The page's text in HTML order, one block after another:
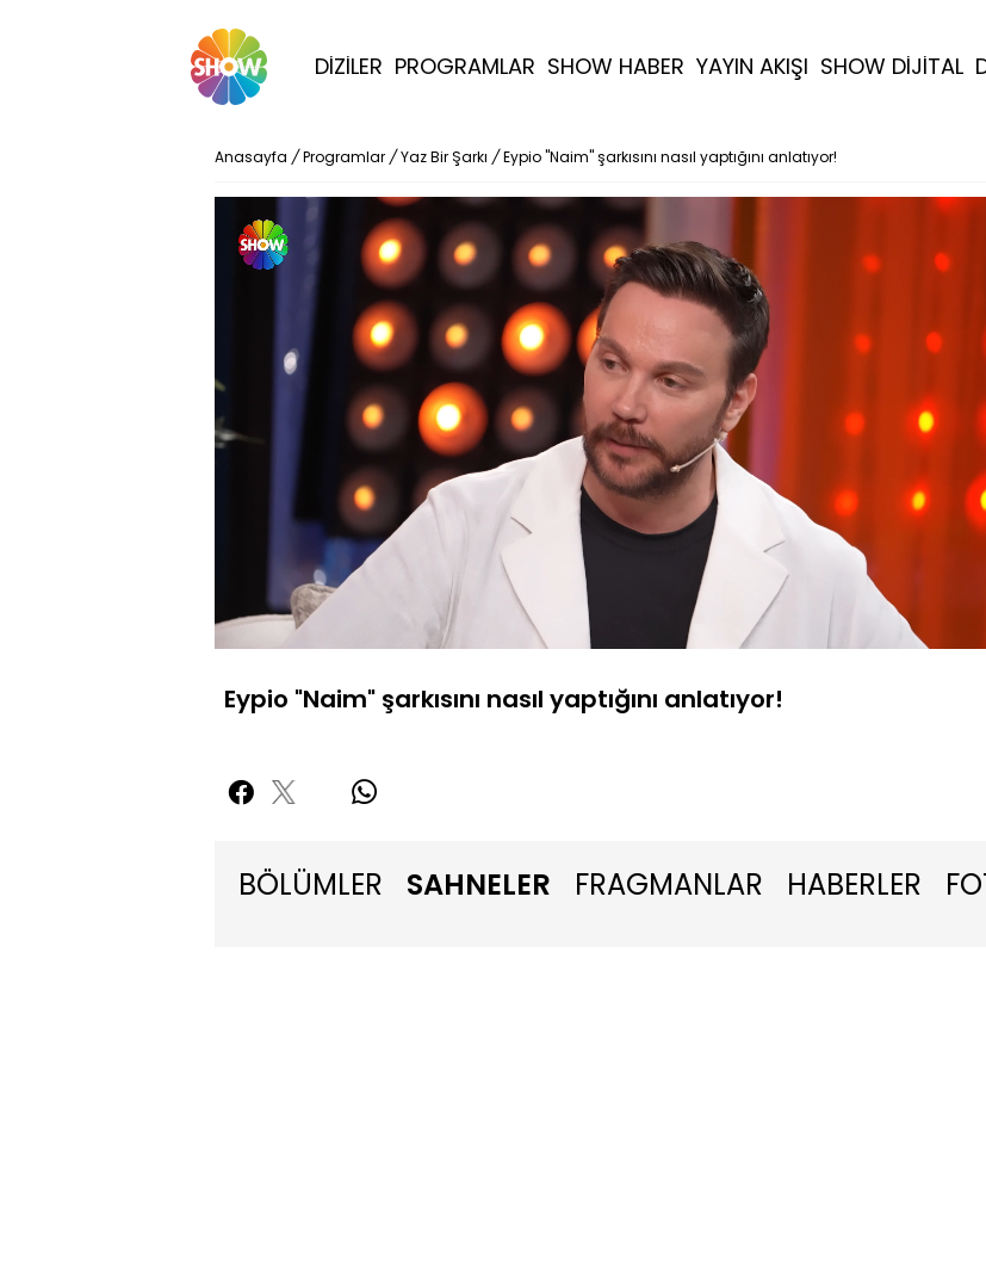
DİZİLER PROGRAMLAR SHOW HABER YAYIN AKIŞI SHOW DİJİTAL
Anasayfa / Programlar / Yaz Bir Şarkı / Eypio "Naim" şarkısını nasıl yaptığını anlatıyor!
Sessiz
Yüklendi
20.08%
Oynatma
Eypio "Naim" şarkısını nasıl yaptığını anlatıyor!
BÖLÜMLER SAHNELER FRAGMANLAR HABERLER